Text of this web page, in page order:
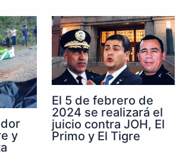
y
El 5 de febrero de
2024 se realizará el
juicio contra JOH, El
Primo y El Tigre